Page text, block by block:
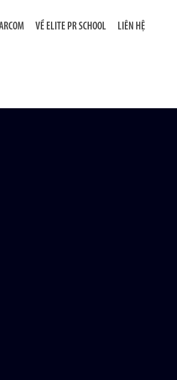
VỀ ELITE PR SCHOOL LIÊN HỆ